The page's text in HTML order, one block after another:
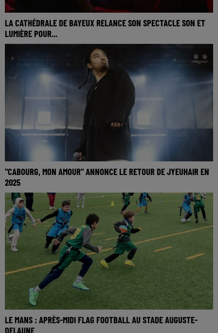
LA CATHÉDRALE DE BAYEUX RELANCE SON SPECTACLE SON ET
LUMIÈRE POUR...
"CABOURG, MON AMOUR" ANNONCE LE RETOUR DE JYEUHAIR EN
2025
LE MANS : APRÈS-MIDI FLAG FOOTBALL AU STADE AUGUSTE-
DELAUNE